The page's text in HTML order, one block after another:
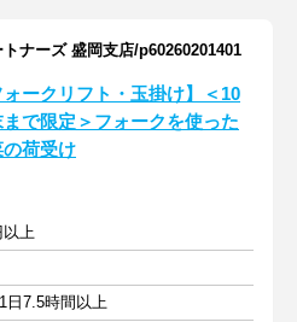
ナーズ 盛岡支店/p60260201401
ォークリフト・玉掛け】＜10
まで限定＞フォークを使った
の荷受け
以上
日7.5時間以上